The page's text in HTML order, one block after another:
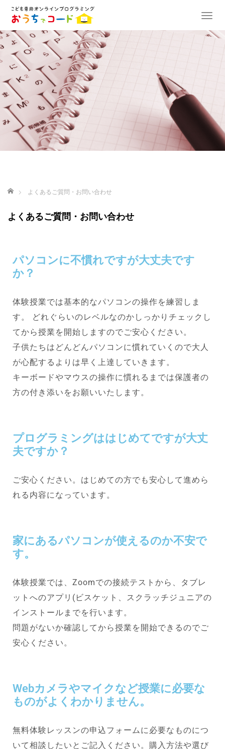
T
g
i
g
t
ホーム よくあるご質問・お問い合わせ
よくあるご質問・お問い合わせ
パソコンに不慣れですが大丈夫です
か？
体験授業では基本的なパソコンの操作を練習しま
す。 どれぐらいのレベルなのかしっかりチェックし
てから授業を開始しますのでご安心ください。
子供たちはどんどんパソコンに慣れていくので大人
が心配するよりは早く上達していきます。
キーボードやマウスの操作に慣れるまでは保護者の
方の付き添いをお願いいたします。
プログラミングははじめてですが大丈
夫ですか？
ご安心ください。はじめての方でも安心して進めら
れる内容になっています。
家にあるパソコンが使えるのか不安で
す。
体験授業では、Zoomでの接続テストから、タブレ
ットへのアプリ(ビスケット、スクラッチジュニアの
インストールまでを行います。
問題がないか確認してから授業を開始できるのでご
安心ください。
Webカメラやマイクなど授業に必要な
ものがよくわかりません。
無料体験レッスンの申込フォームに必要なものにつ
いて相談したいとご記入ください。購入方法や選び